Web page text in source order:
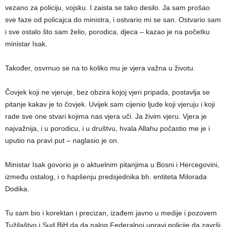
vezano za policiju, vojsku. I zaista se tako desilo. Ja sam prošao
sve faze od policajca do ministra, i ostvario mi se san. Ostvario sam
i sve ostalo što sam želio, porodica, djeca – kazao je na početku
ministar Isak.
Također, osvrnuo se na to koliko mu je vjera važna u životu.
Čovjek koji ne vjeruje, bez obzira kojoj vjeri pripada, postavlja se
pitanje kakav je to čovjek. Uvijek sam cijenio ljude koji vjeruju i koji
rade sve one stvari kojima nas vjera uči. Ja živim vjeru. Vjera je
najvažnija, i u porodicu, i u društvu, hvala Allahu počastio me je i
uputio na pravi put – naglasio je on.
Ministar Isak govorio je o aktuelnim pitanjima u Bosni i Hercegovini,
između ostalog, i o hapšenju predsjednika bh. entiteta Milorada
Dodika.
Tu sam bio i korektan i precizan, izađem javno u medije i pozovem
Tužilaštvo i Sud BiH da da nalog Federalnoj upravi policije da završi